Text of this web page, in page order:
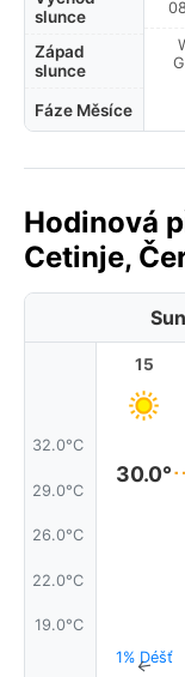
slunce
Západ
slunce
Fáze Měsíce
Hodinová
Cetinje,
32.0°C
29.0°C
26.0°C
22.0°C
19.0°C
15
30.0°
1% Déšť
↑